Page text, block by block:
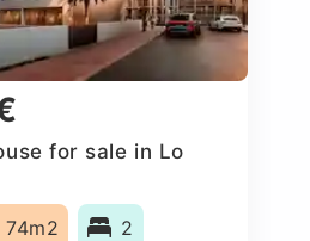
for sale in Lo
74m2 2